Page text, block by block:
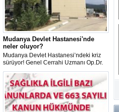
Mudanya Devlet Hastanesi'nde
neler oluyor?
Mudanya Devlet Hastanesi’ndeki kriz
sürüyor! Genel Cerrahi Uzmanı Op.Dr.
Rafet Sağlık’ın sürgüne gönderilmesinin
ardından bir hemşirenin de görev yeri
değiştirildi.